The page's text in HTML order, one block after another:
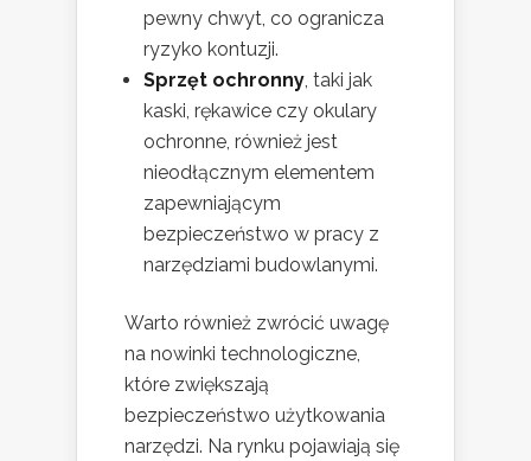
pewny chwyt, co ogranicza
ryzyko kontuzji.
Sprzęt ochronny , taki jak
kaski, rękawice czy okulary
ochronne, również jest
nieodłącznym elementem
zapewniającym
bezpieczeństwo w pracy z
narzędziami budowlanymi.
Warto również zwrócić uwagę
na nowinki technologiczne,
które zwiększają
bezpieczeństwo użytkowania
narzędzi. Na rynku pojawiają się